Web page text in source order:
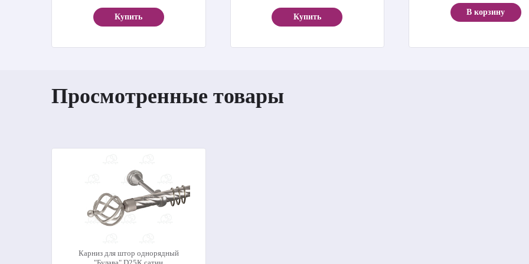
Купить Купить
В корзину
Просмотренные товары
Карниз для штор однорядный